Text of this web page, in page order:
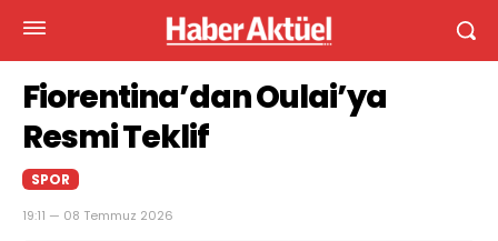
Fiorentina’dan Oulai’ya
Resmi Teklif
SPOR
19:11 — 08 Temmuz 2026